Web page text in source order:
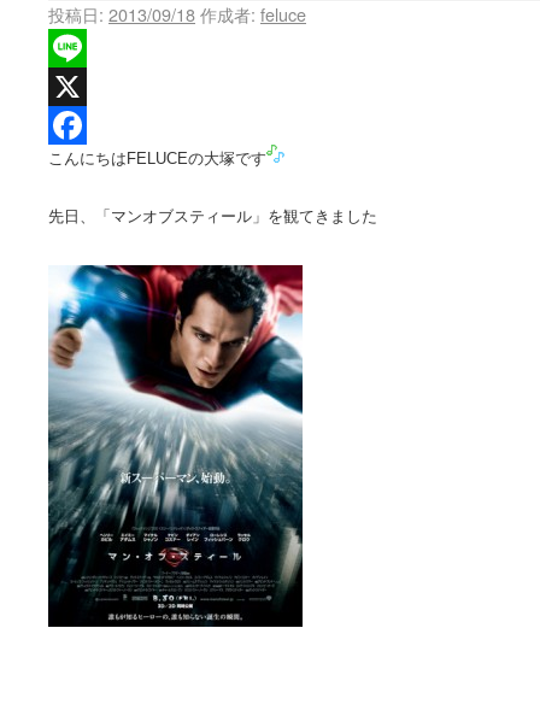
投稿日: 2013/09/18作成者: feluce
Line
X
Facebook
こんにちはFELUCEの大塚です
先日、「マンオブスティール」を観てきました